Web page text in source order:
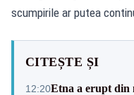
scumpirile ar putea
CITEȘTE ȘI
12:20Etna a erupt din